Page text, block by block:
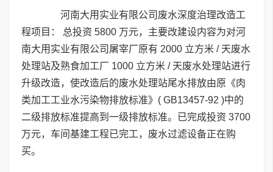
河南大用实业有限公司废水深度治理改造工
程项目： 总投资 5800 万元，主要改建设内容为对河
南大用实业有限公司屠宰厂原有 2000 立方米 / 天废水
处理站及熟食加工厂 1000 立方米 / 天废水处理站进行
升级改造，使改造后的废水处理站尾水排放由原《肉
类加工工业水污染物排放标准》( GB13457-92 )中的
二级排放标准提高到一级排放标准。已完成投资 3700
万元，车间基建工程已完工，废水过滤设备正在购
买。